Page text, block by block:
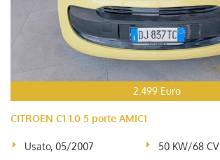
2.499 Euro
CITROEN C1 1.0 5 porte AMIC1
Usato, 05/2007
50 KW/68 CV